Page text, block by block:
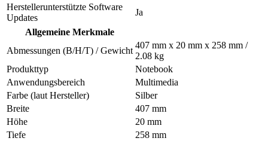
Herstellerunterstützte Software
Updates
Ja
Allgemeine Merkmale
Abmessungen (B/H/T) / Gewicht
407 mm x 20 mm x 258 mm /
2.08 kg
Produkttyp
Notebook
Anwendungsbereich
Multimedia
Farbe (laut Hersteller)
Silber
Breite
407 mm
Höhe
20 mm
Tiefe
258 mm